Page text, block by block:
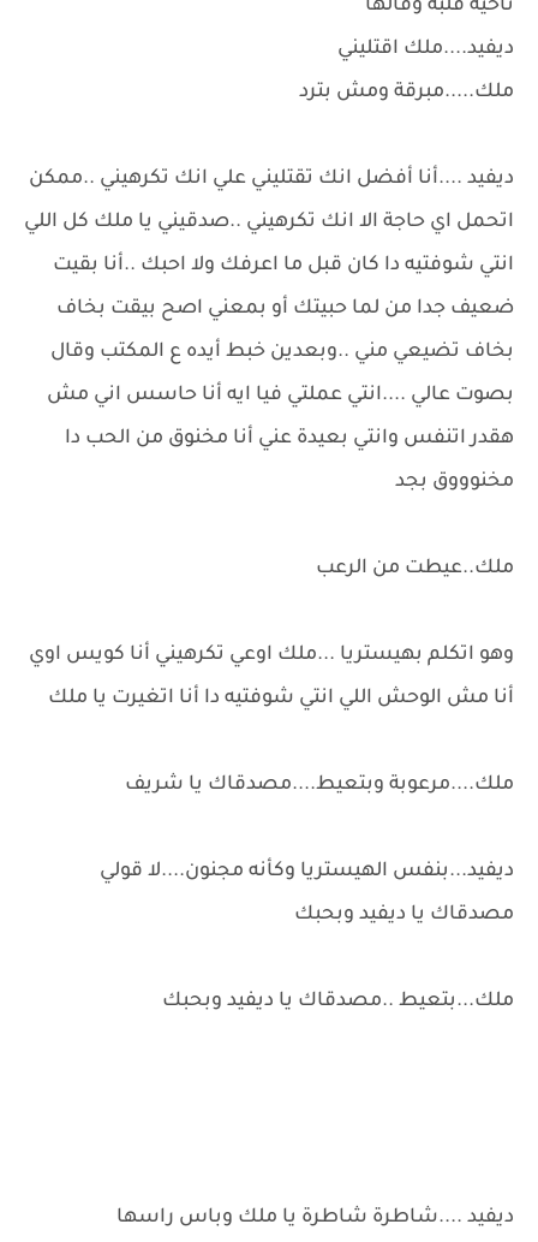
ناحية قلبه وقالها
ديفيد....ملك اقتليني
ملك.....مبرقة ومش بترد
ديفيد ....أنا أفضل انك تقتليني علي انك تكرهيني ..ممكن
اتحمل اي حاجة الا انك تكرهيني ..صدقيني يا ملك كل اللي
انتي شوفتيه دا كان قبل ما اعرفك ولا احبك ..أنا بقيت
ضعيف جدا من لما حبيتك أو بمعني اصح بيقت بخاف
بخاف تضيعي مني ..وبعدين خبط أيده ع المكتب وقال
بصوت عالي ....انتي عملتي فيا ايه أنا حاسس اني مش
هقدر اتنفس وانتي بعيدة عني أنا مخنوق من الحب دا
مخنوووق بجد
ملك..عيطت من الرعب
وهو اتكلم بهيستريا ...ملك اوعي تكرهيني أنا كويس اوي
أنا مش الوحش اللي انتي شوفتيه دا أنا اتغيرت يا ملك
ملك....مرعوبة وبتعيط....مصدقاك يا شريف
ديفيد...بنفس الهيستريا وكأنه مجنون....لا قولي
مصدقاك يا ديفيد وبحبك
ملك...بتعيط ..مصدقاك يا ديفيد وبحبك
ديفيد ....شاطرة شاطرة يا ملك وباس راسها